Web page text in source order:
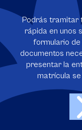
Podrás tramitar
rápida en unos
formulario de
documentos
presentar la
matrícula